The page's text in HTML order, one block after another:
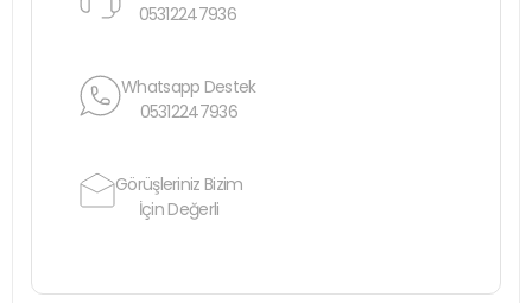
05312247936
Whatsapp Destek
05312247936
Görüşleriniz Bizim
İçin Değerli